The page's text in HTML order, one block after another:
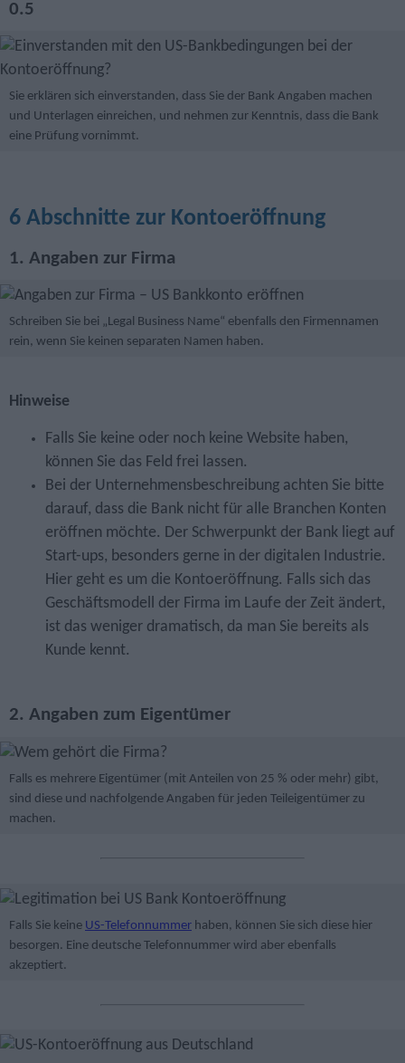
0.5
Sie erklären sich einverstanden, dass Sie der Bank Angaben machen
und Unterlagen einreichen, und nehmen zur Kenntnis, dass die Bank
eine Prüfung vornimmt.
6 Abschnitte zur Kontoeröffnung
1. Angaben zur Firma
Schreiben Sie bei „Legal Business Name“ ebenfalls den Firmennamen
rein, wenn Sie keinen separaten Namen haben.
Hinweise
Falls Sie keine oder noch keine Website haben,
können Sie das Feld frei lassen.
Bei der Unternehmensbeschreibung achten Sie bitte
darauf, dass die Bank nicht für alle Branchen Konten
eröffnen möchte. Der Schwerpunkt der Bank liegt auf
Start-ups, besonders gerne in der digitalen Industrie.
Hier geht es um die Kontoeröffnung. Falls sich das
Geschäftsmodell der Firma im Laufe der Zeit ändert,
ist das weniger dramatisch, da man Sie bereits als
Kunde kennt.
2. Angaben zum Eigentümer
Falls es mehrere Eigentümer (mit Anteilen von 25 % oder mehr) gibt,
sind diese und nachfolgende Angaben für jeden Teileigentümer zu
machen.
Falls Sie keine US-Telefonnummer haben, können Sie sich diese hier
besorgen. Eine deutsche Telefonnummer wird aber ebenfalls
akzeptiert.